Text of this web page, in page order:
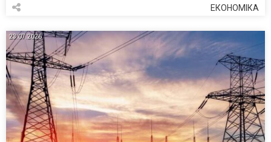
ЕКОНОМІКА
23.07.2026